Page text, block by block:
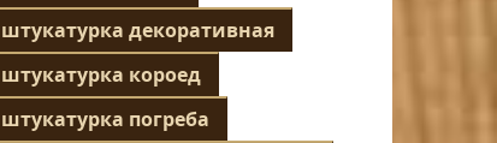
штукатурка декоративная
штукатурка короед
штукатурка погреба